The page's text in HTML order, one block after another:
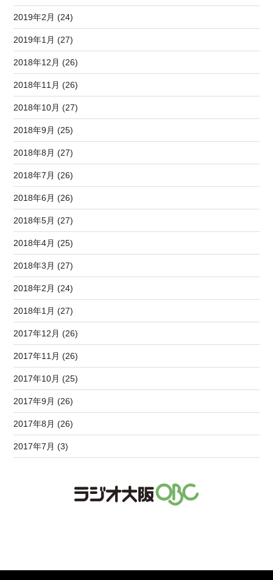
2019年2月 (24)
2019年1月 (27)
2018年12月 (26)
2018年11月 (26)
2018年10月 (27)
2018年9月 (25)
2018年8月 (27)
2018年7月 (26)
2018年6月 (26)
2018年5月 (27)
2018年4月 (25)
2018年3月 (27)
2018年2月 (24)
2018年1月 (27)
2017年12月 (26)
2017年11月 (26)
2017年10月 (25)
2017年9月 (26)
2017年8月 (26)
2017年7月 (3)